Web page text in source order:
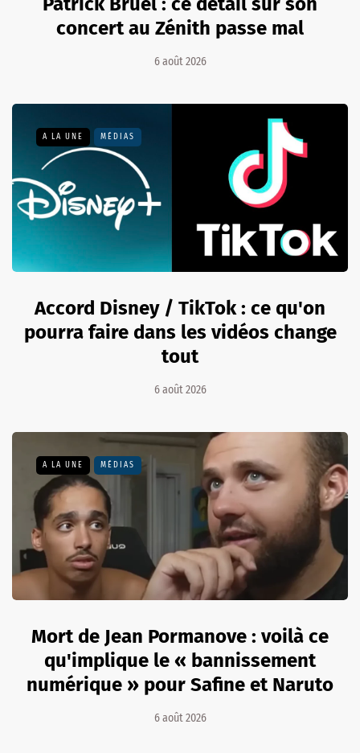
concert au Zénith passe mal
6 août 2026
A LA UNE MÉDIAS
Accord Disney / TikTok : ce qu'on
pourra faire dans les vidéos change
tout
6 août 2026
A LA UNE MÉDIAS
Mort de Jean Pormanove : voilà ce
qu'implique le « bannissement
numérique » pour Safine et Naruto
6 août 2026